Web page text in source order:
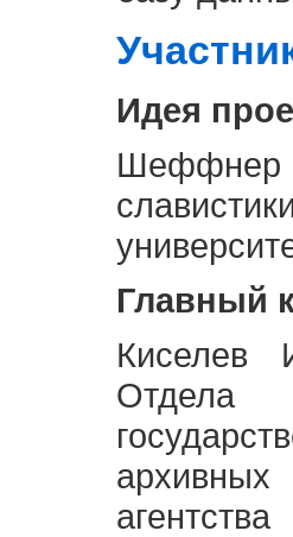
Идея
Главный
Киселев
архивных
агентства